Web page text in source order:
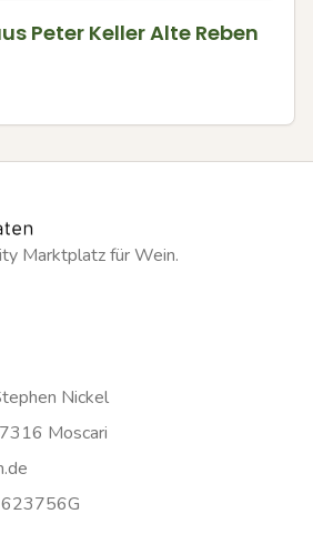
Peter Keller Alte Reben
Marktplatz für Wein.
Nickel
Moscari